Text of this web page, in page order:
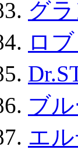
グ
ロ
ブ
エ